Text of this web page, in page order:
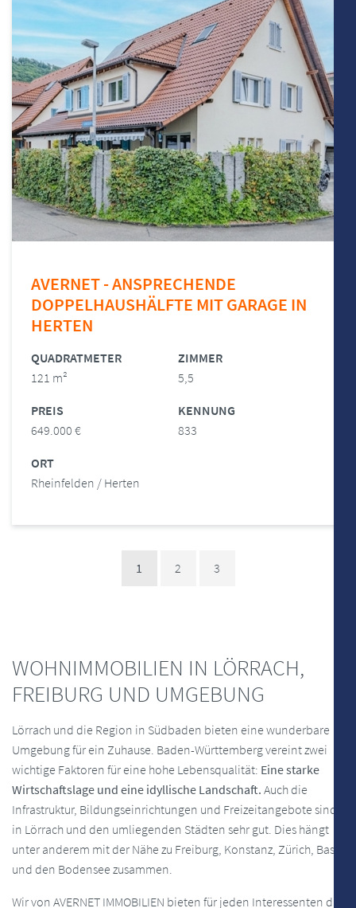
AVERNET - ANSPRECHENDE
DOPPELHAUSHÄLFTE MIT GARAGE IN
HERTEN
QUADRATMETER
121 m²
ZIMMER
5,5
PREIS
649.000 €
KENNUNG
833
ORT
Rheinfelden / Herten
1 2 3
WOHNIMMOBILIEN IN LÖRRACH,
FREIBURG UND UMGEBUNG
Lörrach und die Region in Südbaden bieten eine wunderbare
Umgebung für ein Zuhause. Baden-Württemberg vereint zwei
wichtige Faktoren für eine hohe Lebensqualität: Eine starke
Wirtschaftslage und eine idyllische Landschaft. Auch die
Infrastruktur, Bildungseinrichtungen und Freizeitangebote sind
in Lörrach und den umliegenden Städten sehr gut. Dies hängt
unter anderem mit der Nähe zu Freiburg, Konstanz, Zürich, Basel
und den Bodensee zusammen.
Wir von AVERNET IMMOBILIEN bieten für jeden Interessenten das